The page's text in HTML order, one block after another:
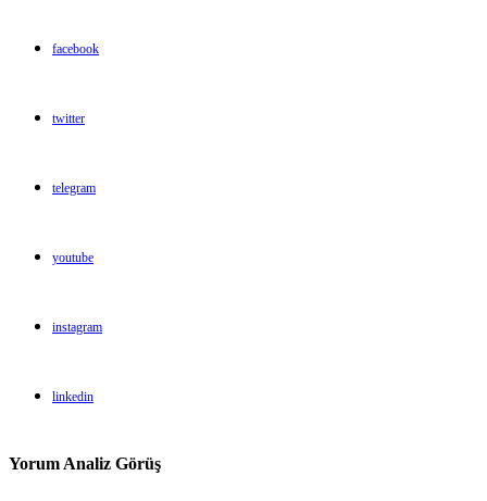
facebook
twitter
telegram
youtube
instagram
linkedin
Yorum Analiz Görüş